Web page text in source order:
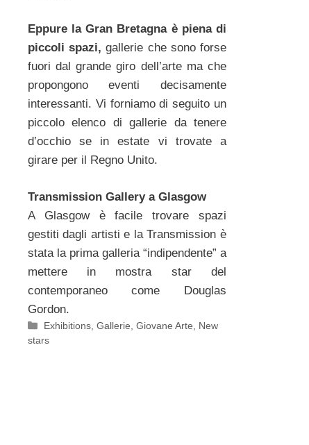
Eppure la Gran Bretagna è piena di
piccoli spazi, gallerie che sono forse
fuori dal grande giro dell’arte ma che
propongono eventi decisamente
interessanti. Vi forniamo di seguito un
piccolo elenco di gallerie da tenere
d’occhio se in estate vi trovate a
girare per il Regno Unito.
Transmission Gallery a Glasgow
A Glasgow è facile trovare spazi
gestiti dagli artisti e la Transmission è
stata la prima galleria “indipendente” a
mettere in mostra star del
contemporaneo come Douglas
Gordon.
Categorie
Exhibitions ,Gallerie ,Giovane Arte
New
stars